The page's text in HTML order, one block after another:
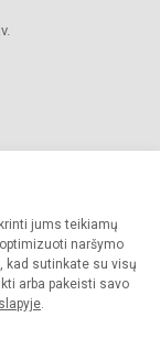
jums teikiamų
naršymo
kad sutinkate su visų
arba pakeisti savo
.
draudžiama.